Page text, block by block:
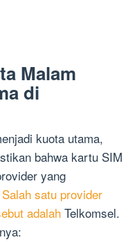
Malam
di
kuota utama,
bahwa kartu SIM
yang
Salah satu provider
adalah Telkomsel.